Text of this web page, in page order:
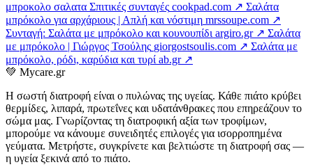
μπροκολο σαλατα Σπιτικές συνταγές cookpad.com ↗ Σαλάτα
μπρόκολο για αρχάριους | Απλή και νόστιμη mrssoupe.com ↗
Συνταγή: Σαλάτα με μπρόκολο και κουνουπίδι argiro.gr ↗ Σαλάτα
με μπρόκολο | Γιώργος Τσούλης giorgostsoulis.com ↗ Σαλάτα με
μπρόκολο, ρόδι, καρύδια και τυρί ab.gr ↗
💚 Mycare.gr
Η σωστή διατροφή είναι ο πυλώνας της υγείας. Κάθε πιάτο κρύβει
θερμίδες, λιπαρά, πρωτεΐνες και υδατάνθρακες που επηρεάζουν το
σώμα μας. Γνωρίζοντας τη διατροφική αξία των τροφίμων,
μπορούμε να κάνουμε συνειδητές επιλογές για ισορροπημένα
γεύματα. Μετρήστε, συγκρίνετε και βελτιώστε τη διατροφή σας —
η υγεία ξεκινά από το πιάτο.